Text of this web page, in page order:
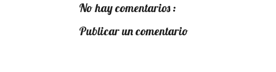
No hay comentarios :
Publicar un comentario